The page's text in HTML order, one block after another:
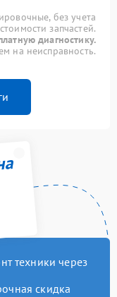
без учета
стоимости запчастей.
диагностику.
на неисправность.
техники через
скидка